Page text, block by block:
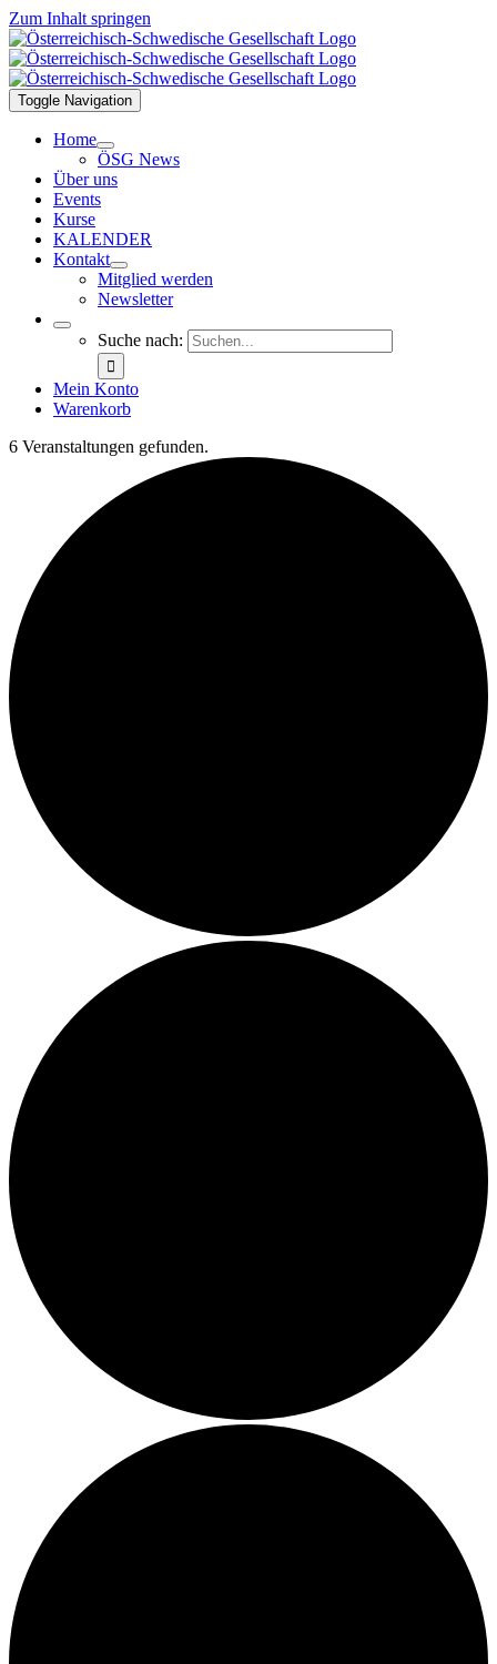
Zum Inhalt springen
Toggle Navigation
Home
ÖSG News
Über uns
Events
Kurse
KALENDER
Kontakt
Mitglied werden
Newsletter
Suche nach:
Mein Konto
Warenkorb
6 Veranstaltungen gefunden.